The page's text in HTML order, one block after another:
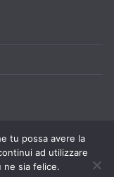
i diritti riservati.
tu possa avere la
ad utilizzare
ne sia felice.